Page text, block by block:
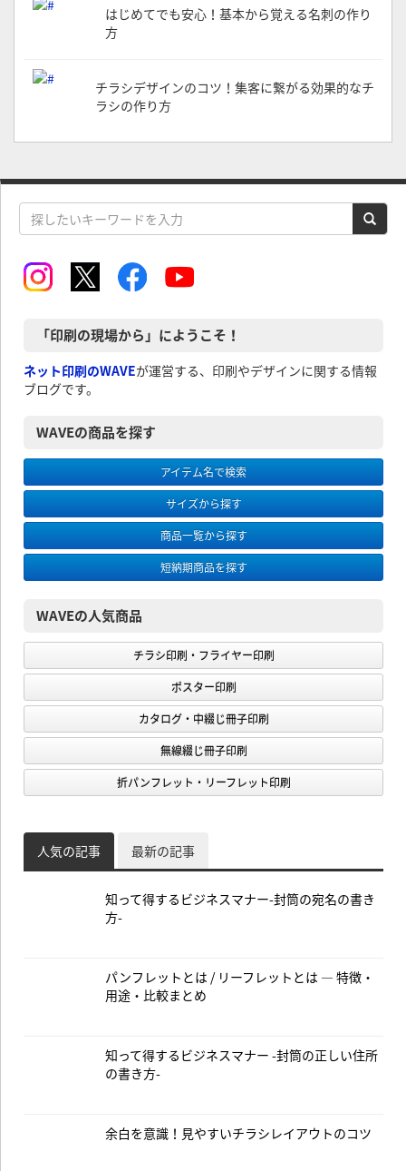
はじめてでも安心！基本から覚える名刺の作り
方
チラシデザインのコツ！集客に繋がる効果的なチ
ラシの作り方
「印刷の現場から」にようこそ！
ネット印刷のWAVEが運営する、印刷やデザインに関する情報
ブログです。
WAVEの商品を探す
アイテム名で検索
サイズから探す
商品一覧から探す
短納期商品を探す
WAVEの人気商品
チラシ印刷・フライヤー印刷
ポスター印刷
カタログ・中綴じ冊子印刷
無線綴じ冊子印刷
折パンフレット・リーフレット印刷
人気の記事 最新の記事
知って得するビジネスマナー-封筒の宛名の書き
方-
パンフレットとは / リーフレットとは — 特徴・
用途・比較まとめ
知って得するビジネスマナー -封筒の正しい住所
の書き方-
余白を意識！見やすいチラシレイアウトのコツ